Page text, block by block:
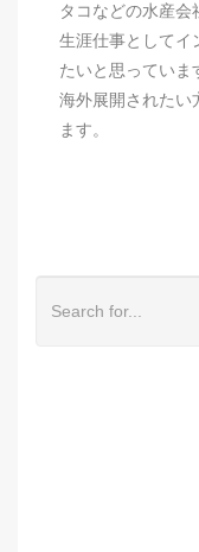
タコなどの水産会
生涯仕事としてイ
たいと思っていま
海外展開されたい
ます。